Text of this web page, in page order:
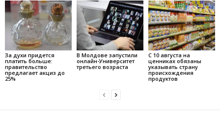
За духи придется
платить больше:
правительство
предлагает акциз до
25%
В Молдове запустили
онлайн-Университет
третьего возраста
С 10 августа на
ценниках обязаны
указывать страну
происхождения
продуктов